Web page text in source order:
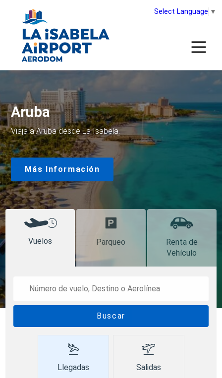
Select Language ▼
Aruba
Viaja a Aruba desde La Isabela.
Más Información
Vuelos Parqueo
Renta de
Vehículo
Buscar
Llegadas Salidas